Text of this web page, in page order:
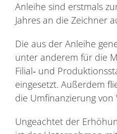
Anleihe sind erstmals
Jahres an die Zeichner
Die aus der Anleihe
unter anderem für die
Filial‐ und
eingesetzt. Außerdem
die Umfinanzierung
Ungeachtet der